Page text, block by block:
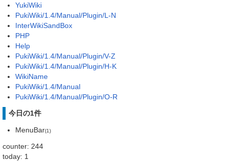
YukiWiki
PukiWiki/1.4/Manual/Plugin/L-N
InterWikiSandBox
PHP
Help
PukiWiki/1.4/Manual/Plugin/V-Z
PukiWiki/1.4/Manual/Plugin/H-K
WikiName
PukiWiki/1.4/Manual
PukiWiki/1.4/Manual/Plugin/O-R
今日の1件
MenuBar(1)
counter: 244
today: 1